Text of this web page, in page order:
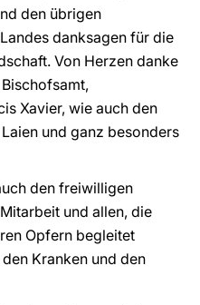
den übrigen
danksagen für die
Von Herzen danke
Xavier, wie auch den
und ganz besonders
den freiwilligen
und allen, die
Opfern begleitet
Kranken und den